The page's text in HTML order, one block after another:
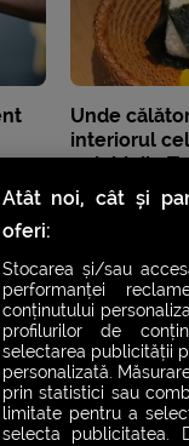
Unde
interiorul
onigiri din
Atât noi, cât și
oferi:
Stocarea și/sau
performanței
conținutului
profilurilor de
selectarea publicității
personalizată.
prin statistici sau
limitate pentru a
selecta publicitatea.